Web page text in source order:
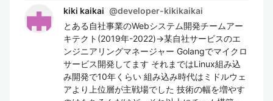
kiki kaikai @developer-kikikaikai
とある自社事業のWebシステム開発チームアー
キテクト(2019年-2022)→某自社サービスのエ
ンジニアリングマネージャー Golangでマイクロ
サービス開発してます それまではLinux組み込
み開発で10年くらい 組み込み時代はミドルウェ
アより上位層が主戦場でした 技術の幅を増やす